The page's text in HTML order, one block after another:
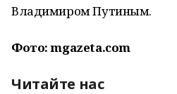
Владимиром Путиным.
Фото: mgazeta.com
Читайте нас